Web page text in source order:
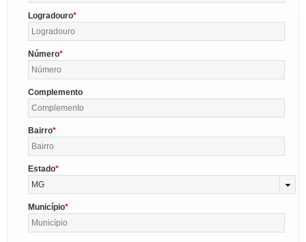
Logradouro
Número
Complemento
Bairro
Estado
MG
Município